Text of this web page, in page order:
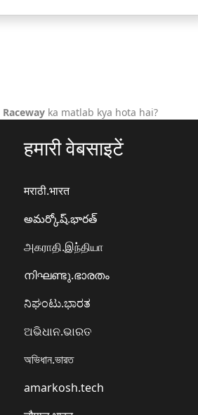
Raceway ka matlab kya hota hai?
हमारी वेबसाइटें
मराठी.भारत
అమర్కోష్.భారత్
அகராதி.இந்தியா
നിഘണ്ടു.ഭാരതം
ನಿಘಂಟು.ಭಾರತ
ଅଭିଧାନ.ଭାରତ
অভিধান.ভারত
amarkosh.tech